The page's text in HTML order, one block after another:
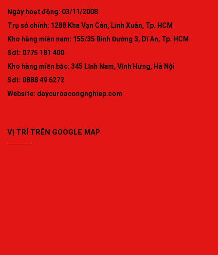
Ngày hoạt động: 03/11/2008
Trụ sở chính: 1288 Kha Vạn Cân, Linh Xuân, Tp. HCM
Kho hàng miền nam: 155/35 Bình Đường 3, Dĩ An, Tp. HCM
Sdt: 0775 181 400
Kho hàng miền bắc: 345 Lĩnh Nam, Vĩnh Hưng, Hà Nội
Sdt: 0888 49 6272
Website: daycuroacongnghiep.com
VỊ TRÍ TRÊN GOOGLE MAP